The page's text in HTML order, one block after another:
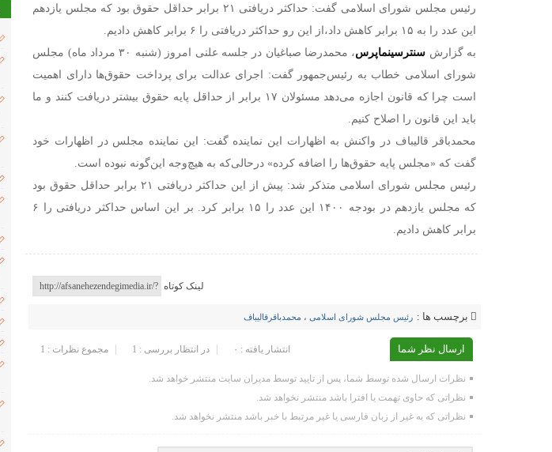
رئیس مجلس شورای اسلامی گفت: حداکثر دریافتی ۲۱ برابر حداقل حقوق بود که مجلس یازدهم
این عدد را به ۱۵ برابر کاهش داد،از این رو حداکثر دریافتی را ۶ برابر کاهش دادیم.
به گزارش سنترسینماپرس
، محمدرضا صباغیان در جلسه علنی امروز (شنبه ۳۰ مرداد ماه) مجلس
شورای اسلامی خطاب به رئیس‌جمهور گفت: اجرای عدالت برای پرداخت حقوق‌ها دارای اهمیت
است چرا که قانون اجازه می‌دهد مسئولان ۱۷ برابر از حداقل پایه حقوق بیشتر دریافت کنند و ما
باید این قانون را اصلاح کنیم.
محمدباقر قالیباف در واکنش به اظهارات این نماینده گفت: این نماینده مجلس در اظهارات خود
گفت که «مجلس پایه حقوق‌ها را اضافه کرده» درحالی‌که به هیچ‌وجه این‌گونه نبوده است.
رئیس مجلس شورای اسلامی متذکر شد: پیش از این حداکثر دریافتی ۲۱ برابر حداقل حقوق بود
که مجلس یازدهم در بودجه
۱۴۰۰
این عدد را ۱۵ برابر کرد. بر این اساس حداکثر دریافتی را ۶
برابر کاهش دادیم.
لینک کوتاه
برچسب ها : رئیس مجلس شورای اسلامی ، محمدباقرقالیباف
ارسال نظر شما مجموع نظرات : 1 در انتظار بررسی : 1 انتشار یافته : ۰
نظرات ارسال شده توسط شما، پس از تایید توسط مدیران سایت منتشر خواهد شد.
نظراتی که حاوی تهمت یا افترا باشد منتشر نخواهد شد.
نظراتی که به غیر از زبان فارسی یا غیر مرتبط با خبر باشد منتشر نخواهد شد.